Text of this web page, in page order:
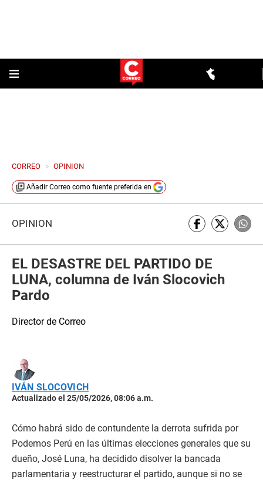
CORREO > OPINION
Añadir Correo como fuente preferida en
OPINIÓN
EL DESASTRE DEL PARTIDO DE
LUNA, columna de Iván Slocovich
Pardo
Director de Correo
IVÁN SLOCOVICH
Actualizado el 25/05/2026, 08:06 a.m.
Cómo habrá sido de contundente la derrota sufrida por
Podemos Perú en las últimas elecciones generales que su
dueño, José Luna, ha decidido disolver la bancada
parlamentaria y reestructurar el partido, aunque si no se